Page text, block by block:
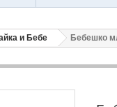
и Бебе Бебешко